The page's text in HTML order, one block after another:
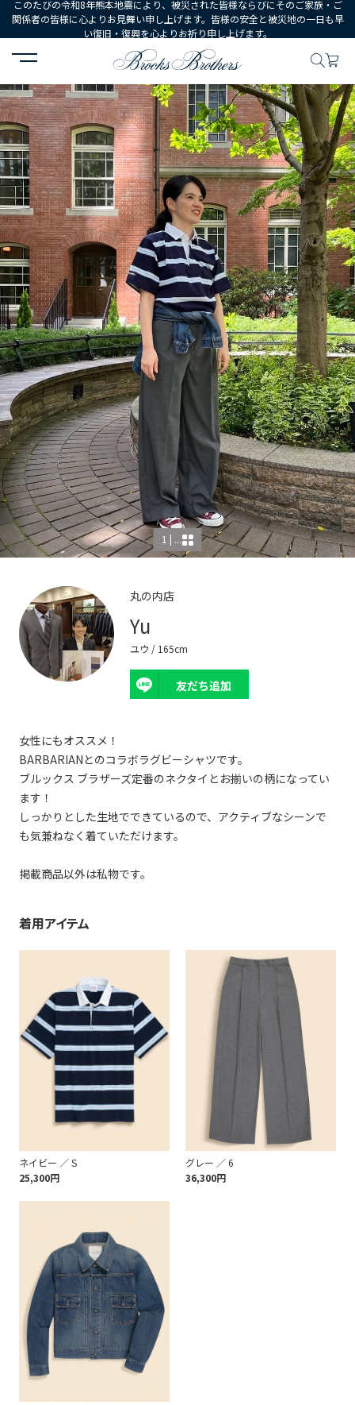
このたびの令和8年熊本地震により、被災された皆様ならびにそのご家族・ご
関係者の皆様に心よりお見舞い申し上げます。皆様の安全と被災地の一日も早
い復旧・復興を心よりお祈り申し上げます。
HOME コーディネート コーディネート詳細
1 | ...
丸の内店
Yu
ユウ / 165cm
友だち追加
女性にもオススメ！
BARBARIANとのコラボラグビーシャツです。
ブルックス ブラザーズ定番のネクタイとお揃いの柄になってい
ます！
しっかりとした生地でできているので、アクティブなシーンで
も気兼ねなく着ていただけます。
掲載商品以外は私物です。
着用アイテム
ネイビー ／ S
25,300円
グレー ／ 6
36,300円